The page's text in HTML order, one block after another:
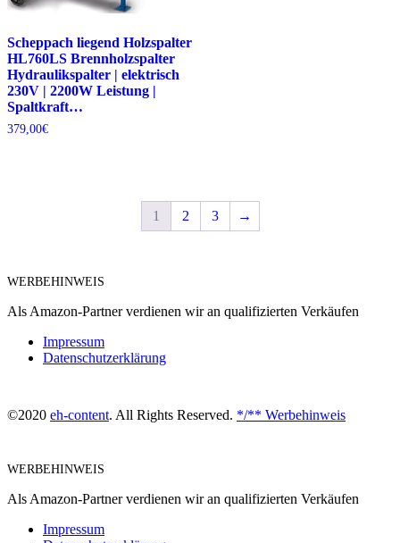
Scheppach liegend Holzspalter
HL760LS Brennholzspalter
Hydraulikspalter | elektrisch
230V | 2200W Leistung |
Spaltkraft…
379,00€
1 2 3 →
WERBEHINWEIS
Als Amazon-Partner verdienen wir an qualifizierten Verkäufen
Impressum
Datenschutzerklärung
©2020 eh-content. All Rights Reserved. */** Werbehinweis
WERBEHINWEIS
Als Amazon-Partner verdienen wir an qualifizierten Verkäufen
Impressum